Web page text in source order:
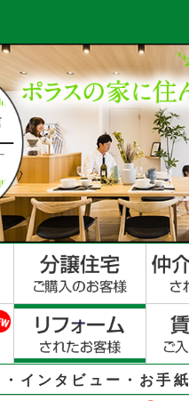
インタビュー・お手紙